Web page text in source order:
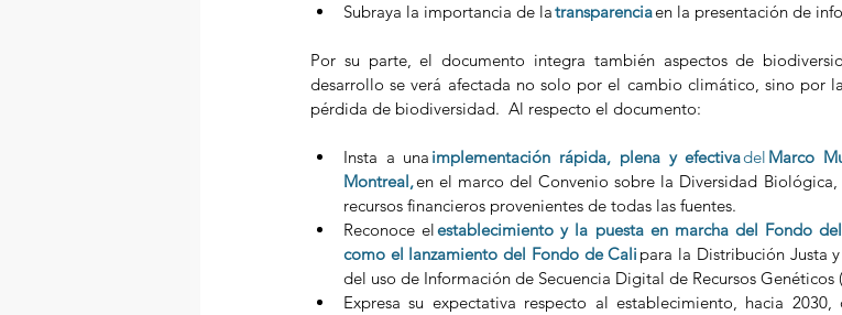
Subraya la importancia de la transparenciaen la presentación de
Por su parte, el documento integra también aspectos de
desarrollo se verá afectada no solo por el cambio climático, sino por
pérdida de biodiversidad.  Al respecto el documento:
Insta a una implementación rápida, plena y efectiva del Marco
Montreal,en el marco del Convenio sobre la Diversidad
recursos financieros provenientes de todas las fuentes.
Reconoce el establecimiento y la puesta en marcha del Fondo
como el lanzamiento del Fondo de Cali para la Distribución Justa
del uso de Información de Secuencia Digital de Recursos Genéticos
Expresa su expectativa respecto al establecimiento, hacia 2030,